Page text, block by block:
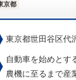
京都
東京都世田谷区代
自動車を始めとす
農機に至るまで産